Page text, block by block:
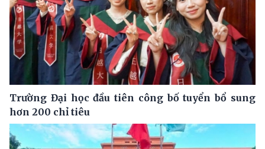
Trường Đại học đầu tiên công bố tuyển bổ sung
hơn 200 chỉ tiêu